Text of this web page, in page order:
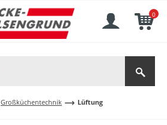
0
Großküchentechnik Lüftung